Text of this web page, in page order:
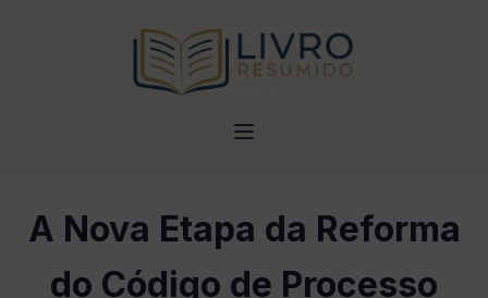
A Nova Etapa da Reforma
do Código de Processo